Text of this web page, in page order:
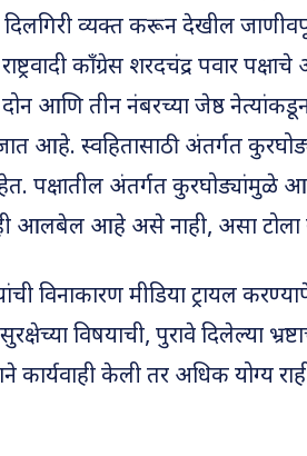
व्यक्त करून देखील
कॉंग्रेस शरदचंद्र पवार
आणि तीन नंबरच्या जेष्ठ नेत्यांकडून
आहे. स्वहितासाठी अंतर्गत
पक्षातील अंतर्गत कुरघोड्यांमुळे
आलबेल आहे असे नाही, असा टोला
विनाकारण मीडिया ट्रायल
सुरक्षेच्या विषयाची, पुरावे दिलेल्या
कार्यवाही केली तर अधिक योग्य